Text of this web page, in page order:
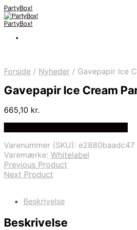
PartyBox!
PartyBox!
Forside / Nyheder / Gavepapir Ice
Gavepapir Ice Cream
665,10 kr.
Varenummer (SKU): e2880baadc47
Varemærke: Whitelabel
Previous Product
Next Product
Beskrivelse
Beskrivelse